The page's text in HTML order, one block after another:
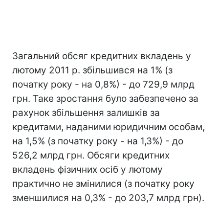
Загальний обсяг кредитних вкладень у
лютому 2011 р. збільшився на 1% (з
початку року - на 0,8%) - до 729,9 млрд
грн. Таке зростання було забезпечено за
рахунок збільшення залишків за
кредитами, наданими юридичним особам,
на 1,5% (з початку року - на 1,3%) - до
526,2 млрд грн. Обсяги кредитних
вкладень фізичних осіб у лютому
практично не змінилися (з початку року
зменшилися на 0,3% - до 203,7 млрд грн).